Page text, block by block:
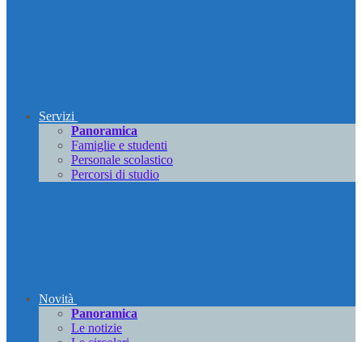
Servizi
Panoramica
Famiglie e studenti
Personale scolastico
Percorsi di studio
Novità
Panoramica
Le notizie